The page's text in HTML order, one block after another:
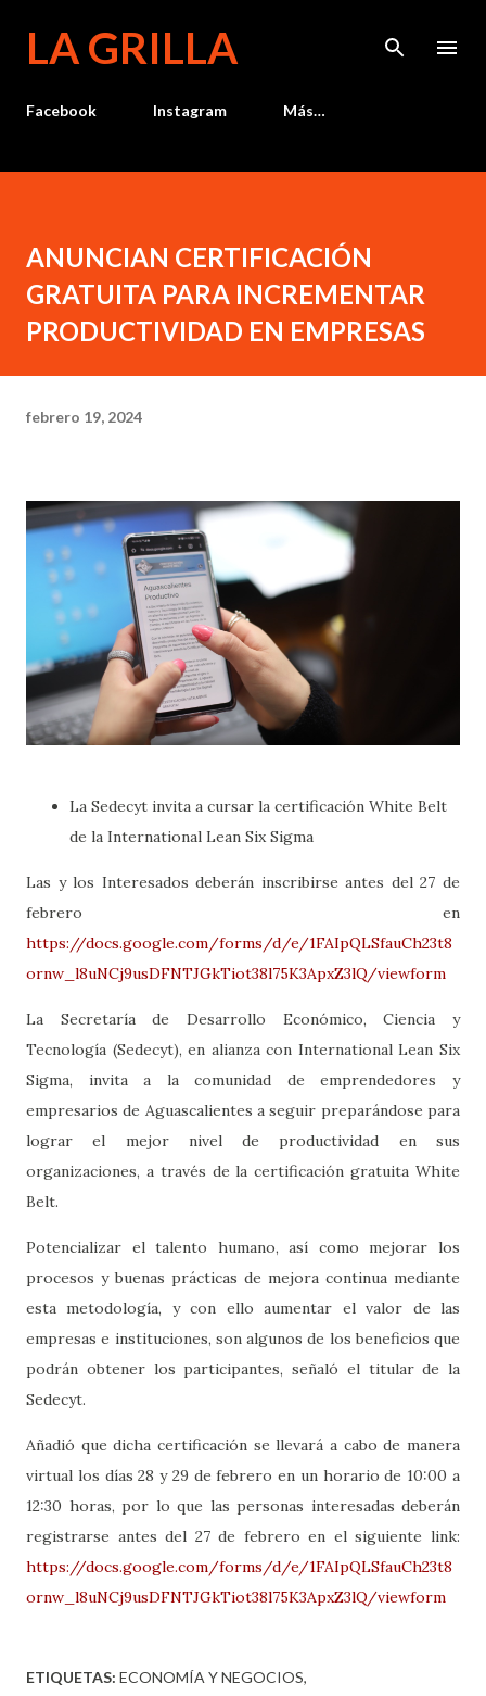
LA GRILLA
Facebook Instagram Más…
ANUNCIAN CERTIFICACIÓN
GRATUITA PARA INCREMENTAR
PRODUCTIVIDAD EN EMPRESAS
febrero 19, 2024
La Sedecyt invita a cursar la certificación White Belt
de la International Lean Six Sigma
Las y los Interesados deberán inscribirse antes del 27 de
febrero en
https://docs.google.com/forms/d/e/1FAIpQLSfauCh23t8
ornw_l8uNCj9usDFNTJGkTiot38l75K3ApxZ3lQ/viewform
La Secretaría de Desarrollo Económico, Ciencia y
Tecnología (Sedecyt), en alianza con International Lean Six
Sigma, invita a la comunidad de emprendedores y
empresarios de Aguascalientes a seguir preparándose para
lograr el mejor nivel de productividad en sus
organizaciones, a través de la certificación gratuita White
Belt.
Potencializar el talento humano, así como mejorar los
procesos y buenas prácticas de mejora continua mediante
esta metodología, y con ello aumentar el valor de las
empresas e instituciones, son algunos de los beneficios que
podrán obtener los participantes, señaló el titular de la
Sedecyt.
Añadió que dicha certificación se llevará a cabo de manera
virtual los días 28 y 29 de febrero en un horario de 10:00 a
12:30 horas, por lo que las personas interesadas deberán
registrarse antes del 27 de febrero en el siguiente link:
https://docs.google.com/forms/d/e/1FAIpQLSfauCh23t8
ornw_l8uNCj9usDFNTJGkTiot38l75K3ApxZ3lQ/viewform
ETIQUETAS: ECONOMÍA Y NEGOCIOS